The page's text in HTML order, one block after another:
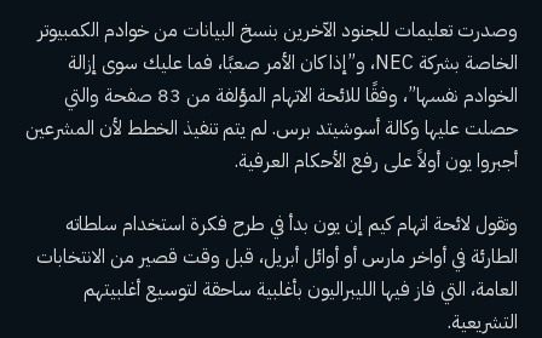
وصدرت تعليمات للجنود الآخرين بنسخ البيانات من خوادم الكمبيوتر
الخاصة بشركة NEC، و”إذا كان الأمر صعبًا، فما عليك سوى إزالة
الخوادم نفسها”، وفقًا للائحة الاتهام المؤلفة من 83 صفحة والتي
حصلت عليها وكالة أسوشيتد برس. لم يتم تنفيذ الخطط لأن المشرعين
أجبروا يون أولاً على رفع الأحكام العرفية.
وتقول لائحة اتهام كيم إن يون بدأ في طرح فكرة استخدام سلطاته
الطارئة في أواخر مارس أو أوائل أبريل، قبل وقت قصير من الانتخابات
العامة، التي فاز فيها الليبراليون بأغلبية ساحقة لتوسيع أغلبيتهم
التشريعية.